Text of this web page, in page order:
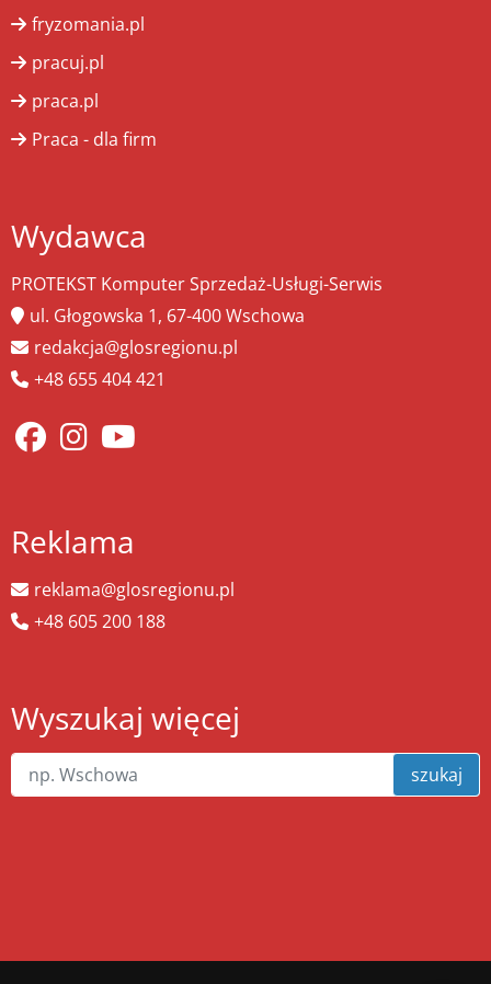
fryzomania.pl
pracuj.pl
praca.pl
Praca - dla firm
Wydawca
PROTEKST Komputer Sprzedaż-Usługi-Serwis
ul. Głogowska 1, 67-400 Wschowa
redakcja@glosregionu.pl
+48 655 404 421
Reklama
reklama@glosregionu.pl
+48 605 200 188
Wyszukaj więcej
szukaj